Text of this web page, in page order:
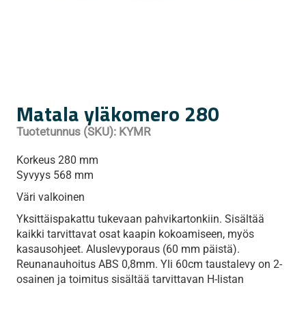
Matala yläkomero 280
Tuotetunnus (SKU): KYMR
Korkeus 280 mm
Syvyys 568 mm
Väri valkoinen
Yksittäispakattu tukevaan pahvikartonkiin. Sisältää
kaikki tarvittavat osat kaapin kokoamiseen, myös
kasausohjeet. Aluslevyporaus (60 mm päistä).
Reunanauhoitus ABS 0,8mm. Yli 60cm taustalevy on 2-
osainen ja toimitus sisältää tarvittavan H-listan